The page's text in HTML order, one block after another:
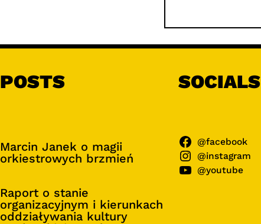
u
k
POSTS
Marcin Janek o magii
orkiestrowych brzmień
Raport o stanie
organizacyjnym i kierunkach
oddziaływania kultury
SOCIALS
@facebook
@instagram
@youtube